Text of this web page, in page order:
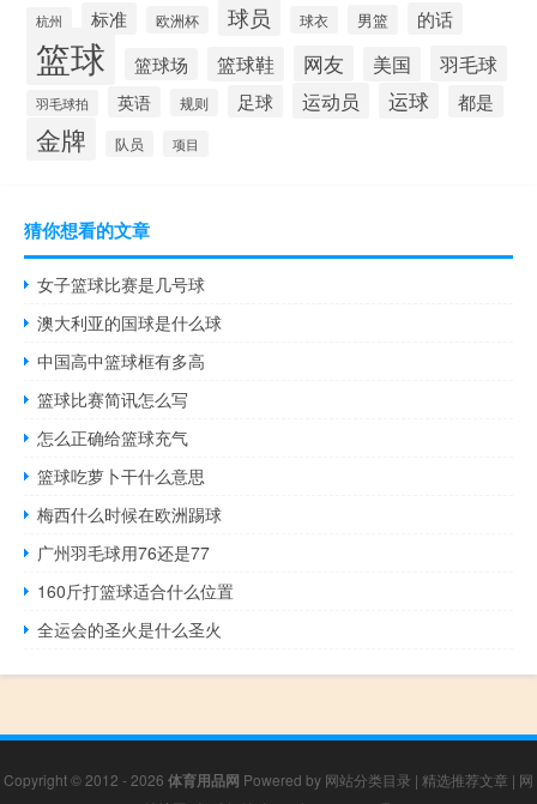
杭州 标准 欧洲杯 球员 球衣 男篮 的话
篮球 篮球场 篮球鞋 网友 美国 羽毛球
羽毛球拍 英语 规则 足球 运动员 运球 都是
金牌 队员 项目
猜你想看的文章
女子篮球比赛是几号球
澳大利亚的国球是什么球
中国高中篮球框有多高
篮球比赛简讯怎么写
怎么正确给篮球充气
篮球吃萝卜干什么意思
梅西什么时候在欧洲踢球
广州羽毛球用76还是77
160斤打篮球适合什么位置
全运会的圣火是什么圣火
Copyright © 2012 - 2026 体育用品网 Powered by 网站分类目录 | 精选推荐文章 | 网